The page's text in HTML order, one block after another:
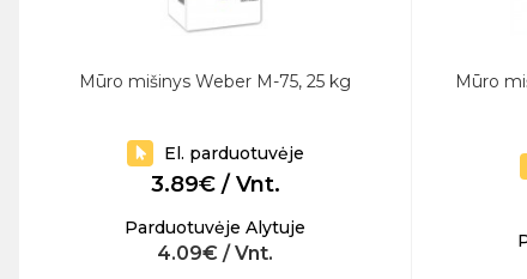
Mūro mišinys Weber M-75, 25 kg
El. parduotuvėje
3.89€ / Vnt.
Parduotuvėje Alytuje
4.09€ / Vnt.
Mūro